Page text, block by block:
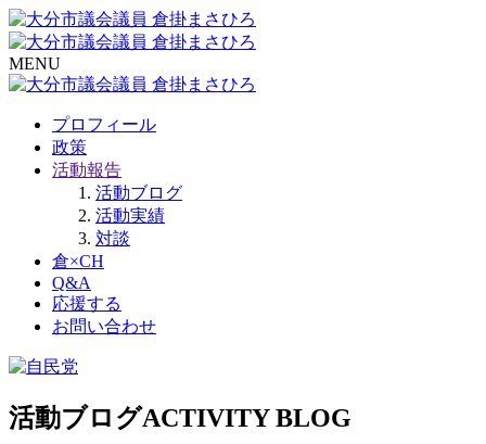
MENU
プロフィール
政策
活動報告
活動ブログ
活動実績
対談
倉×CH
Q&A
応援する
お問い合わせ
活動ブログACTIVITY BLOG